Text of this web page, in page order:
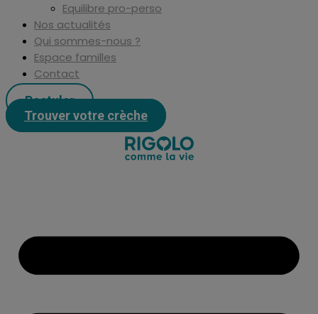
Equilibre pro-perso
Nos actualités
Qui sommes-nous ?
Espace familles
Contact
Postuler
Trouver votre crèche